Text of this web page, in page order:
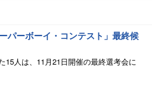
パーボーイ・コンテスト」最終候
15人は、11月21日開催の最終選考会に